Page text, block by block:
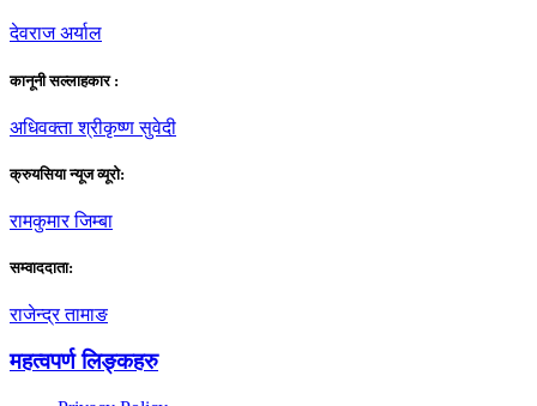
देवराज अर्याल
कानूनी सल्लाहकार :
अधिवक्ता श्रीकृष्ण सुवेदी
क्रुयसिया न्यूज व्यूराे:
रामकुमार जिम्बा
सम्वाददाता:
राजेन्द्र तामाङ
महत्वपर्ण लिङ्कहरु